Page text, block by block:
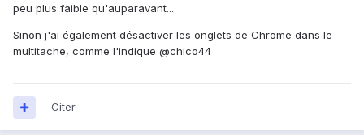
peu plus faible qu'auparavant...
Sinon j'ai également désactiver les onglets de Chrome dans le
multitache, comme l'indique @chico44
Citer